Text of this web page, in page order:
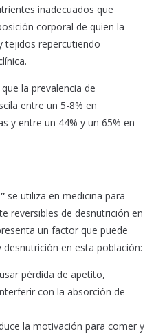
inadecuados que
corporal de quien la
tejidos repercutiendo
la prevalencia de
entre un 5-8% en
y entre un 44% y un 65% en
se utiliza en medicina para
reversibles de desnutrición en
un factor que puede
en esta población:
pérdida de apetito,
con la absorción de
la motivación para comer y